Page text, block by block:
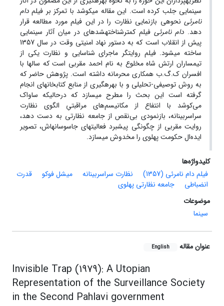
سینمایی جلب کرده است. این مقاله می‎کوشد با تمرکز بر فیلم
دام
نامرئی
نحوه‎ی بازنمایی نظارت را در این فیلم مورد مطالعه قرار
دهد. دام نامرئی
فیلم کمترشناخته‎شده‎ای در میان آثار سینمایی
پیش از انقلاب است که به دستور نهاد امنیتی وقت در سال 1357
ساخته می‎شود. فیلم روایت‎گر ماجرای شناسایی و نظارت یکی از
تیمساران ارتش شاه مخلوع به نام احمد مقربی است که سال‎ها با
افسران ک.گ.ب همکاری محرمانه داشته است. پژوهش حاضر که
به روش توصیفی-تحلیلی و با بهره‎گیری از منابع کتابخانه‎ای انجام
گرفته است این بحث را مطرح می‎سازد که درحالیکه ساواک
می‌کوشد با انتفاع از مکانیسم‌های مراقبتیِ الگوی نظارت
سراسربینانه، بازنمودی بی‌نقص از جامعه نظارتی به دست دهد،
روایت مقربی از چگونگی پیشبرد فعالیت‎های جاسوسانه‎اش، تصویر
ایده‌ال حکومت پهلوی را مخدوش می‎سازد.
کلیدواژه‌ها
فیلم دام نامرئی (1357)
نظارت سراسربینانه میشل فوکو
قدرت
انضباطی
جامعه نظارتی پهلوی
موضوعات
سینما
عنوان مقاله English
Invisible Trap (1979): A Utopian
Representation of the Surveillance Society
in the Second Pahlavi government